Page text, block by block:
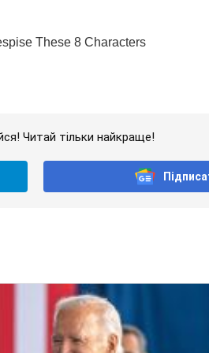
Читай тільки найкраще!